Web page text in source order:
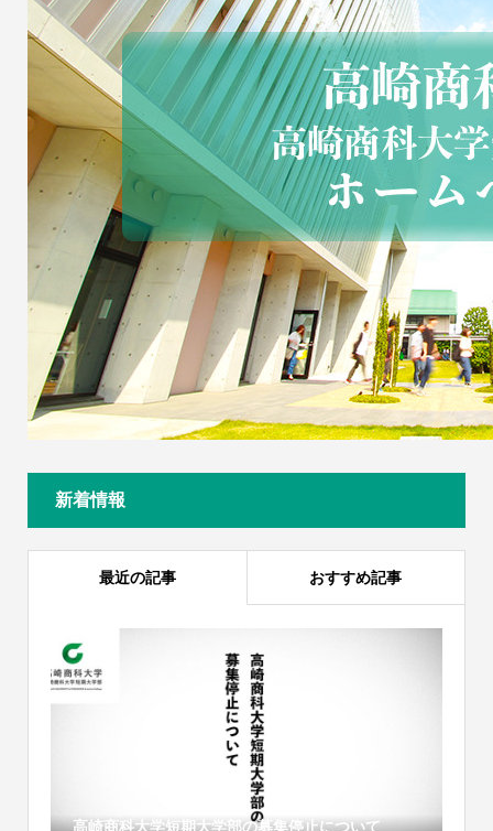
新着情報
最近の記事 おすすめ記事
高崎商科大学短期大学部の募集停止について